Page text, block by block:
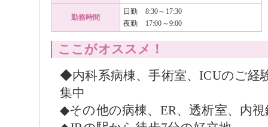
勤務時間
日勤 8:30～17:30
夜勤 17:00～9:00
ここがオススメ！
◆内科系病棟、手術室、ICUのご経
集中
◆その他の病棟、ER、透析室、内